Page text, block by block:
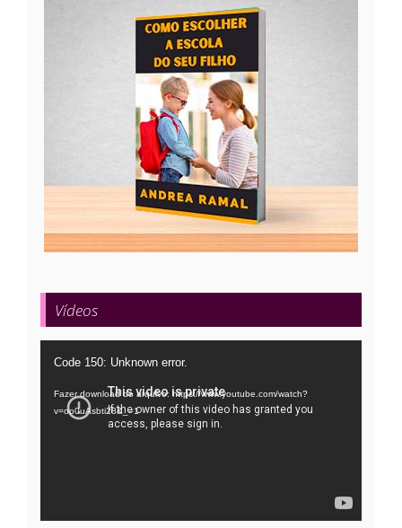
Vídeos
Tocador
vídeo
Code 150: Unknown error.
Fazer download do arquivo: https://www.youtube.com/watch?
v=oo0uAsbti28&_=1